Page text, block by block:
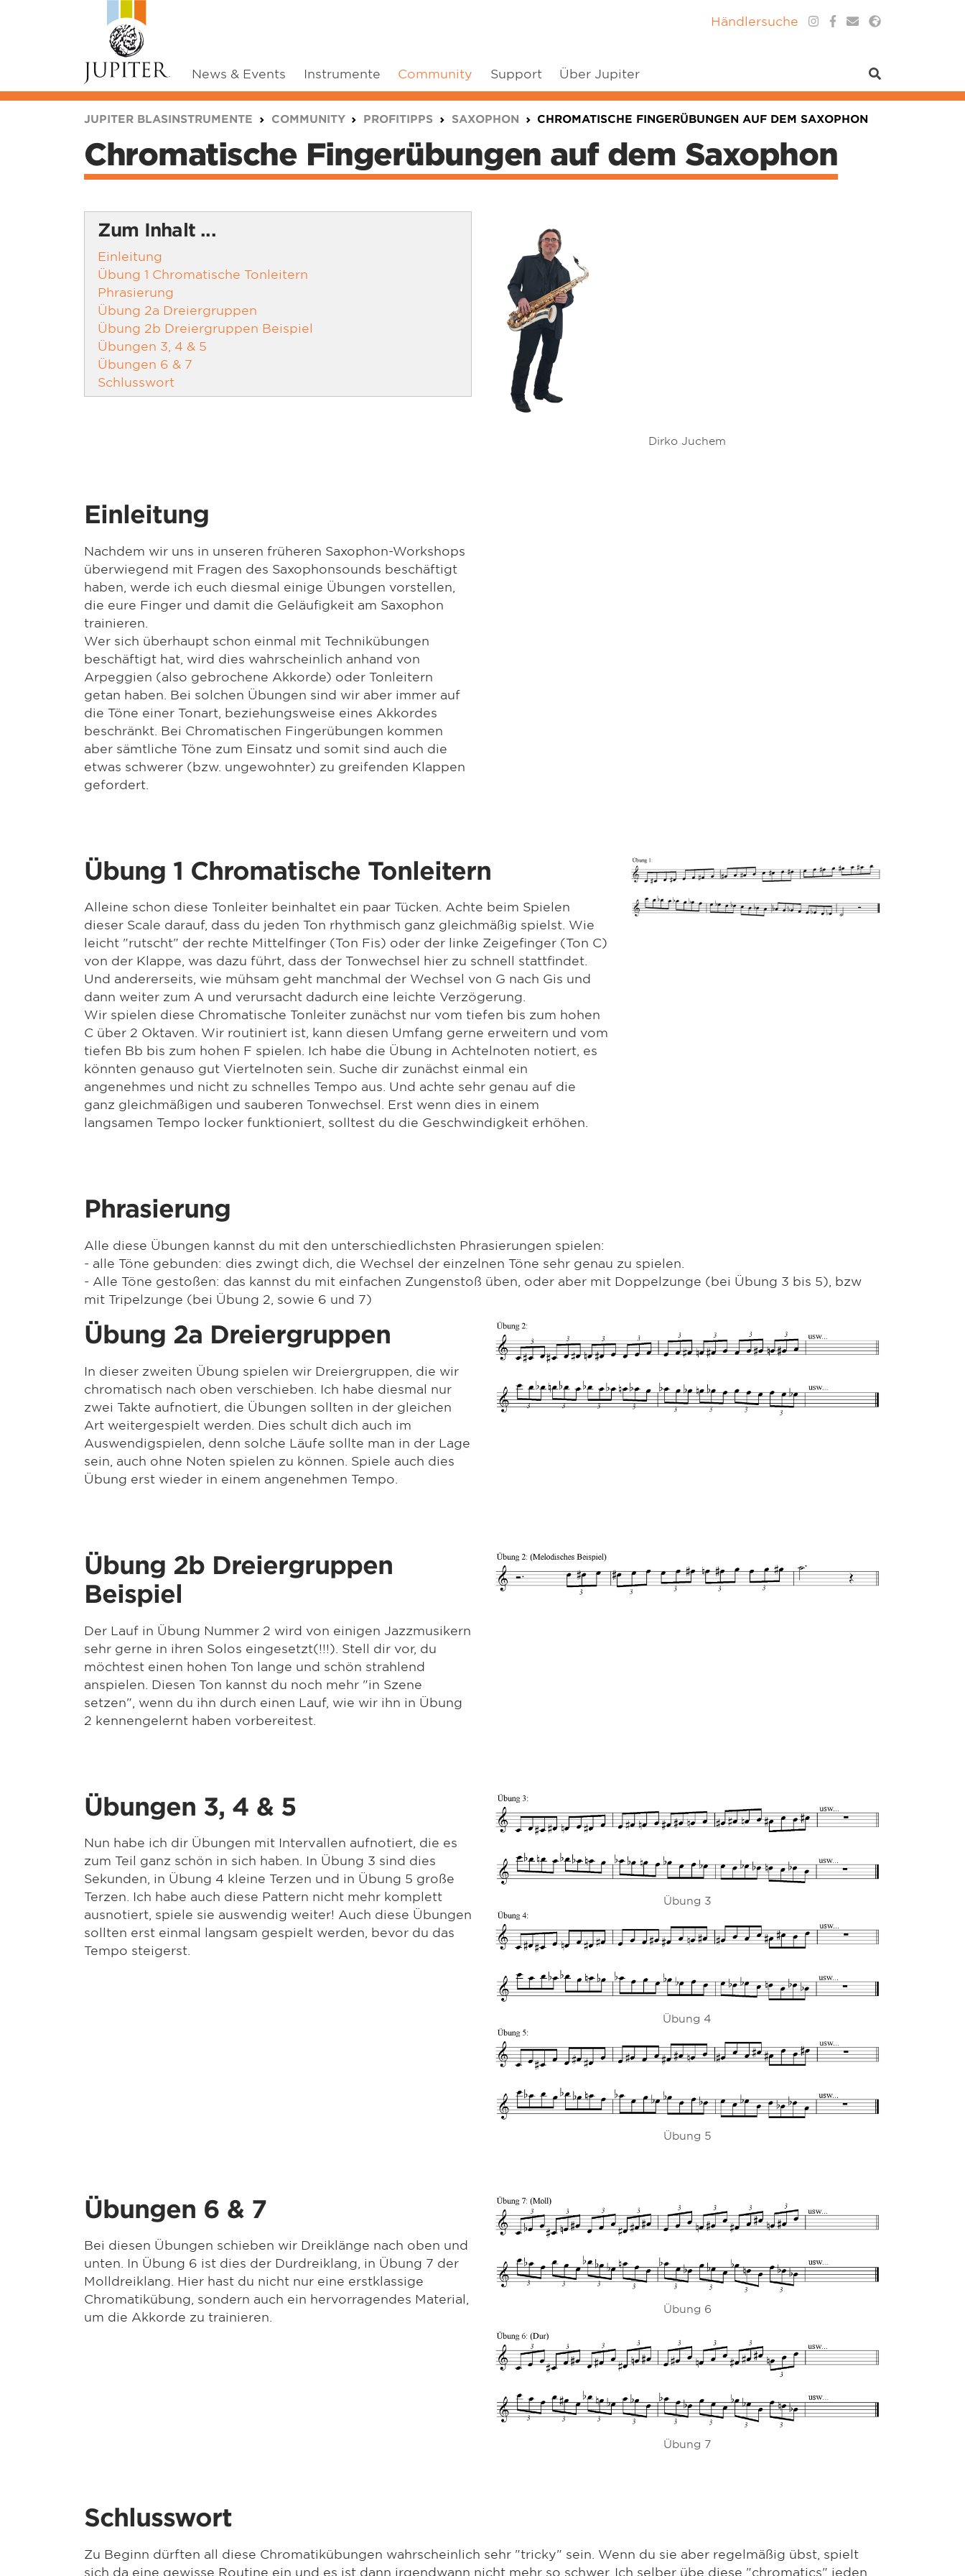
News & Events Instrumente Community Support Über Jupiter
Händlersuche
JUPITER BLASINSTRUMENTE COMMUNITY PROFITIPPS SAXOPHON CHROMATISCHE FINGERÜBUNGEN AUF DEM SAXOPHON
Chromatische Fingerübungen auf dem Saxophon
Zum Inhalt ...
Einleitung
Übung 1 Chromatische Tonleitern
Phrasierung
Übung 2a Dreiergruppen
Übung 2b Dreiergruppen Beispiel
Übungen 3, 4 & 5
Übungen 6 & 7
Schlusswort
Dirko Juchem
Einleitung
Nachdem wir uns in unseren früheren Saxophon-Workshops
überwiegend mit Fragen des Saxophonsounds beschäftigt
haben, werde ich euch diesmal einige Übungen vorstellen,
die eure Finger und damit die Geläufigkeit am Saxophon
trainieren.
Wer sich überhaupt schon einmal mit Technikübungen
beschäftigt hat, wird dies wahrscheinlich anhand von
Arpeggien (also gebrochene Akkorde) oder Tonleitern
getan haben. Bei solchen Übungen sind wir aber immer auf
die Töne einer Tonart, beziehungsweise eines Akkordes
beschränkt. Bei Chromatischen Fingerübungen kommen
aber sämtliche Töne zum Einsatz und somit sind auch die
etwas schwerer (bzw. ungewohnter) zu greifenden Klappen
gefordert.
Übung 1 Chromatische Tonleitern
Alleine schon diese Tonleiter beinhaltet ein paar Tücken. Achte beim Spielen
dieser Scale darauf, dass du jeden Ton rhythmisch ganz gleichmäßig spielst. Wie
leicht "rutscht" der rechte Mittelfinger (Ton Fis) oder der linke Zeigefinger (Ton C)
von der Klappe, was dazu führt, dass der Tonwechsel hier zu schnell stattfindet.
Und andererseits, wie mühsam geht manchmal der Wechsel von G nach Gis und
dann weiter zum A und verursacht dadurch eine leichte Verzögerung.
Wir spielen diese Chromatische Tonleiter zunächst nur vom tiefen bis zum hohen
C über 2 Oktaven. Wir routiniert ist, kann diesen Umfang gerne erweitern und vom
tiefen Bb bis zum hohen F spielen. Ich habe die Übung in Achtelnoten notiert, es
könnten genauso gut Viertelnoten sein. Suche dir zunächst einmal ein
angenehmes und nicht zu schnelles Tempo aus. Und achte sehr genau auf die
ganz gleichmäßigen und sauberen Tonwechsel. Erst wenn dies in einem
langsamen Tempo locker funktioniert, solltest du die Geschwindigkeit erhöhen.
Phrasierung
Alle diese Übungen kannst du mit den unterschiedlichsten Phrasierungen spielen:
- alle Töne gebunden: dies zwingt dich, die Wechsel der einzelnen Töne sehr genau zu spielen.
- Alle Töne gestoßen: das kannst du mit einfachen Zungenstoß üben, oder aber mit Doppelzunge (bei Übung 3 bis 5), bzw
mit Tripelzunge (bei Übung 2, sowie 6 und 7)
Übung 2a Dreiergruppen
In dieser zweiten Übung spielen wir Dreiergruppen, die wir
chromatisch nach oben verschieben. Ich habe diesmal nur
zwei Takte aufnotiert, die Übungen sollten in der gleichen
Art weitergespielt werden. Dies schult dich auch im
Auswendigspielen, denn solche Läufe sollte man in der Lage
sein, auch ohne Noten spielen zu können. Spiele auch dies
Übung erst wieder in einem angenehmen Tempo.
Übung 2b Dreiergruppen
Beispiel
Der Lauf in Übung Nummer 2 wird von einigen Jazzmusikern
sehr gerne in ihren Solos eingesetzt(!!!). Stell dir vor, du
möchtest einen hohen Ton lange und schön strahlend
anspielen. Diesen Ton kannst du noch mehr "in Szene
setzen", wenn du ihn durch einen Lauf, wie wir ihn in Übung
2 kennengelernt haben vorbereitest.
Übungen 3, 4 & 5
Nun habe ich dir Übungen mit Intervallen aufnotiert, die es
zum Teil ganz schön in sich haben. In Übung 3 sind dies
Sekunden, in Übung 4 kleine Terzen und in Übung 5 große
Terzen. Ich habe auch diese Pattern nicht mehr komplett
ausnotiert, spiele sie auswendig weiter! Auch diese Übungen
sollten erst einmal langsam gespielt werden, bevor du das
Tempo steigerst.
Übung 3
Übung 4
Übung 5
Übungen 6 & 7
Bei diesen Übungen schieben wir Dreiklänge nach oben und
unten. In Übung 6 ist dies der Durdreiklang, in Übung 7 der
Molldreiklang. Hier hast du nicht nur eine erstklassige
Chromatikübung, sondern auch ein hervorragendes Material,
um die Akkorde zu trainieren.
Übung 6
Übung 7
Schlusswort
Zu Beginn dürften all diese Chromatikübungen wahrscheinlich sehr "tricky" sein. Wenn du sie aber regelmäßig übst, spielt
sich da eine gewisse Routine ein und es ist dann irgendwann nicht mehr so schwer. Ich selber übe diese "chromatics" jeden